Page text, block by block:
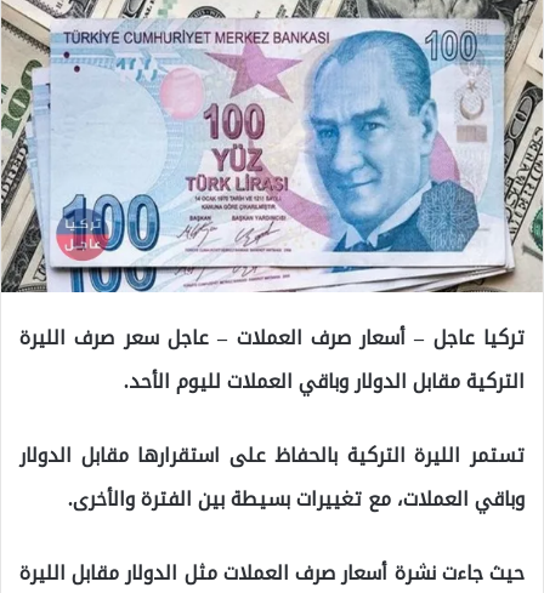
تركيا عاجل – أسعار صرف العملات – عاجل سعر صرف الليرة
التركية مقابل الدولار وباقي العملات لليوم الأحد.
تستمر الليرة التركية بالحفاظ على استقرارها مقابل الدولار
وباقي العملات، مع تغييرات بسيطة بين الفترة والأخرى.
حيث جاءت نشرة أسعار صرف العملات مثل الدولار مقابل الليرة